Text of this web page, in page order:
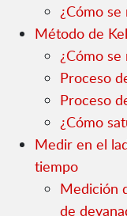
¿Cómo se
Método de
¿Cómo se
Proceso
Proceso
¿Cómo
Medir en el
tiempo
Medición
de